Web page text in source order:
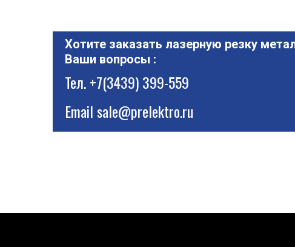
Хотите заказать лазерную резку
Ваши вопросы :
Тел.+7(3439) 399-559
Emailsale@prelektro.ru